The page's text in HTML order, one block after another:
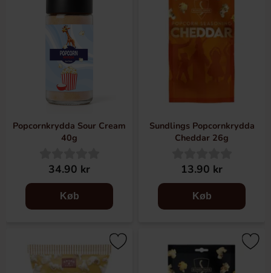
Popcornkrydda Sour Cream
40g
34.90 kr
Køb
Sundlings Popcornkrydda
Cheddar 26g
13.90 kr
Køb